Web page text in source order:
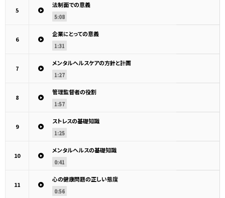
5
法制面での意義
5:08
6
企業にとっての意義
1:31
7
メンタルヘルスケアの方針と計画
1:27
8
管理監督者の役割
1:57
9
ストレスの基礎知識
1:25
10
メンタルヘルスの基礎知識
0:41
11
心の健康問題の正しい態度
0:56